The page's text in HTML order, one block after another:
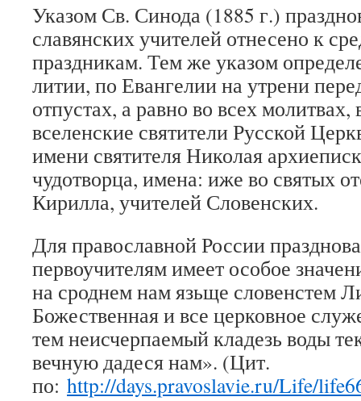
Указом Св. Синода (1885 г.)
славянских учителей отнесено к
праздникам. Тем же указом
литии, по Евангелии на утрени
отпустах, а равно во всех
вселенские святители Русской
имени святителя Николая
чудотворца, имена: иже во святых
Кирилла, учителей Словенских.
Для православной России
первоучителям имеет особое
на сроднем нам язьще словенстем
Божественная и все церковное
тем неисчерпаемый кладезь воды
вечную дадеся нам». (Цит.
по: http://days.pravoslavie.ru/Life/